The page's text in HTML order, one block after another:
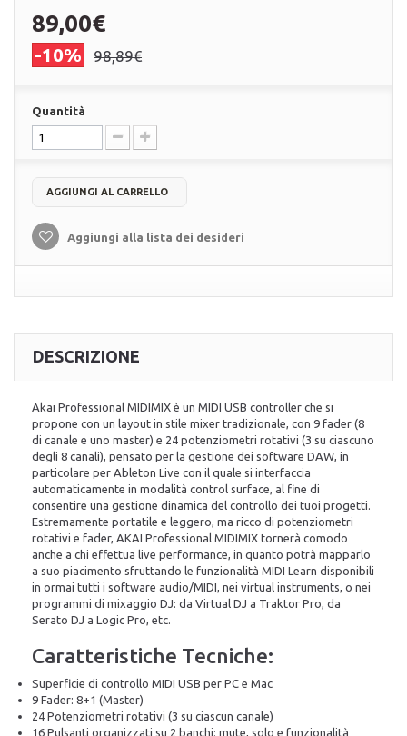
89,00€
-10% 98,89€
Quantità
AGGIUNGI AL CARRELLO
Aggiungi alla lista dei desideri
DESCRIZIONE
Akai Professional MIDIMIX è un MIDI USB controller che si
propone con un layout in stile mixer tradizionale, con 9 fader (8
di canale e uno master) e 24 potenziometri rotativi (3 su ciascuno
degli 8 canali), pensato per la gestione dei software DAW, in
particolare per Ableton Live con il quale si interfaccia
automaticamente in modalità control surface, al fine di
consentire una gestione dinamica del controllo dei tuoi progetti.
Estremamente portatile e leggero, ma ricco di potenziometri
rotativi e fader, AKAI Professional MIDIMIX tornerà comodo
anche a chi effettua live performance, in quanto potrà mapparlo
a suo piacimento sfruttando le funzionalità MIDI Learn disponibili
in ormai tutti i software audio/MIDI, nei virtual instruments, o nei
programmi di mixaggio DJ: da Virtual DJ a Traktor Pro, da
Serato DJ a Logic Pro, etc.
Caratteristiche Tecniche:
Superficie di controllo MIDI USB per PC e Mac
9 Fader: 8+1 (Master)
24 Potenziometri rotativi (3 su ciascun canale)
16 Pulsanti organizzati su 2 banchi: mute, solo e funzionalità